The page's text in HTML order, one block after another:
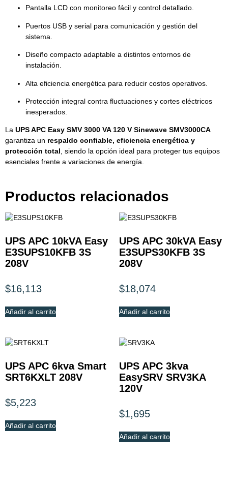
Pantalla LCD con monitoreo fácil y control detallado.
Puertos USB y serial para comunicación y gestión del
sistema.
Diseño compacto adaptable a distintos entornos de
instalación.
Alta eficiencia energética para reducir costos operativos.
Protección integral contra fluctuaciones y cortes eléctricos
inesperados.
La UPS APC Easy SMV 3000 VA 120 V Sinewave SMV3000CA
garantiza un respaldo confiable, eficiencia energética y
protección total, siendo la opción ideal para proteger tus equipos
esenciales frente a variaciones de energía.
Productos relacionados
UPS APC 10kVA Easy
E3SUPS10KFB 3S
208V
$16,113
Añadir al carrito
UPS APC 30kVA Easy
E3SUPS30KFB 3S
208V
$18,074
Añadir al carrito
UPS APC 6kva Smart
SRT6KXLT 208V
$5,223
Añadir al carrito
UPS APC 3kva
EasySRV SRV3KA
120V
$1,695
Añadir al carrito